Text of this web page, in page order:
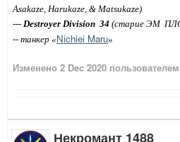
Asakaze, Harukaze, & Matsukaze)
--- Destroyer Division 34 (старие ЭМ
-- танкер «Nichiei Maru»
Изменено 2 Dec 2020
Некромант 1488